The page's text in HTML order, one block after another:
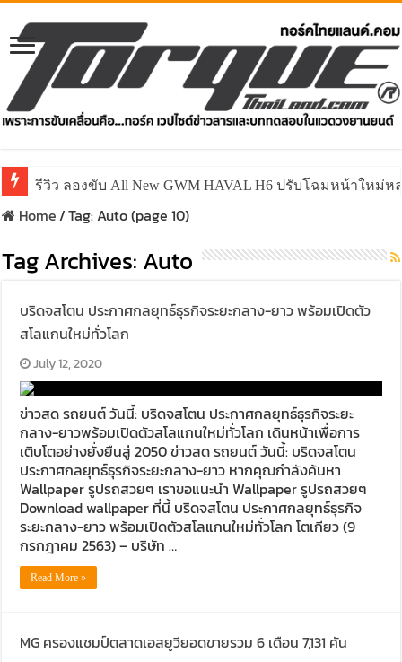
รีวิว ลองขับ All New GWM HAVAL H6 ปรับโฉมหน้าใหม่
Home/Tag:Auto(page 10)
Tag Archives: Auto
บริดจสโตน ประกาศกลยุทธ์ธุรกิจระยะกลาง-ยาว พร้อมเปิดตัว
สโลแกนใหม่ทั่วโลก
July 12, 2020
ข่าวสด รถยนต์ วันนี้: บริดจสโตน ประกาศกลยุทธ์ธุรกิจระยะ
กลาง-ยาวพร้อมเปิดตัวสโลแกนใหม่ทั่วโลก เดินหน้าเพื่อการ
เติบโตอย่างยั่งยืนสู่ 2050 ข่าวสด รถยนต์ วันนี้: บริดจสโตน
ประกาศกลยุทธ์ธุรกิจระยะกลาง-ยาว หากคุณกำลังค้นหา
Wallpaper รูปรถสวยๆ เราขอแนะนำ Wallpaper รูปรถสวยๆ
Download wallpaper ที่นี้ บริดจสโตน ประกาศกลยุทธ์ธุรกิจ
ระยะกลาง-ยาว พร้อมเปิดตัวสโลแกนใหม่ทั่วโลก โตเกียว (9
กรกฎาคม 2563) – บริษัท …
Read More »
MG ครองแชมป์ตลาดเอสยูวียอดขายรวม 6 เดือน 7,131 คัน